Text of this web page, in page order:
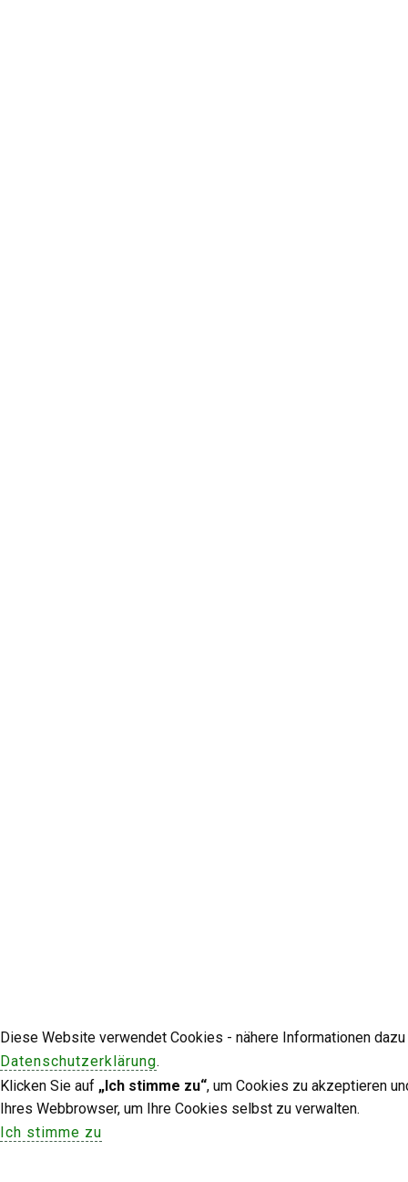
Diese Website verwendet Cookies - nähere Informationen
Datenschutzerklärung.
Klicken Sie auf „Ich stimme zu“, um Cookies zu akzeptieren
Ihres Webbrowser, um Ihre Cookies selbst zu verwalten.
Ich stimme zu